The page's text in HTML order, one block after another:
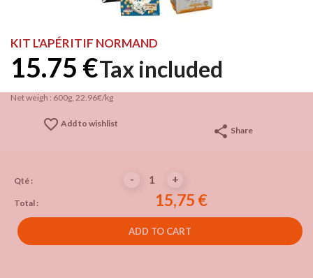
KIT L'APÉRITIF NORMAND
15.75 €Tax included
Net weigh : 600g, 22.96€/kg
favorite_border Add to wishlist share Share
Qté : - +
Total : 15,75 €
ADD TO CART